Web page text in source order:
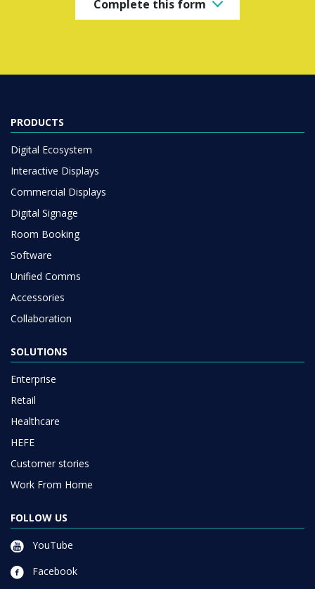
Complete this form
PRODUCTS
Digital Ecosystem
Interactive Displays
Commercial Displays
Digital Signage
Room Booking
Software
Unified Comms
Accessories
Collaboration
SOLUTIONS
Enterprise
Retail
Healthcare
HEFE
Customer stories
Work From Home
FOLLOW US
YouTube
Facebook